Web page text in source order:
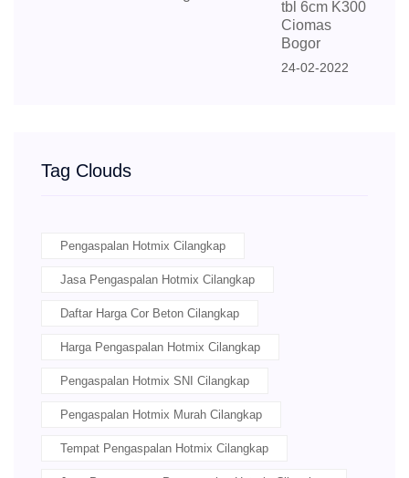
tbl 6cm K300
Ciomas
Bogor
24-02-2022
Tag Clouds
Pengaspalan Hotmix Cilangkap
Jasa Pengaspalan Hotmix Cilangkap
Daftar Harga Cor Beton Cilangkap
Harga Pengaspalan Hotmix Cilangkap
Pengaspalan Hotmix SNI Cilangkap
Pengaspalan Hotmix Murah Cilangkap
Tempat Pengaspalan Hotmix Cilangkap